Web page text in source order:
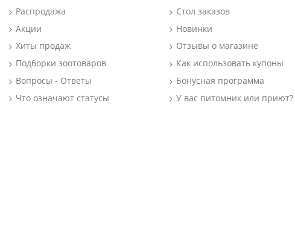
Распродажа
Акции
Хиты продаж
Подборки зоотоваров
Вопросы - Ответы
Что означают статусы
Стол заказов
Новинки
Отзывы о магазине
Как использовать купоны
Бонусная программа
У вас питомник или приют?